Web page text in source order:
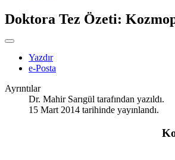
Doktora Tez Özeti:
Yazdır
e-Posta
Ayrıntılar
Dr. Mahir Sarıgül tarafından yazıldı.
15 Mart 2014 tarihinde yayınlandı.